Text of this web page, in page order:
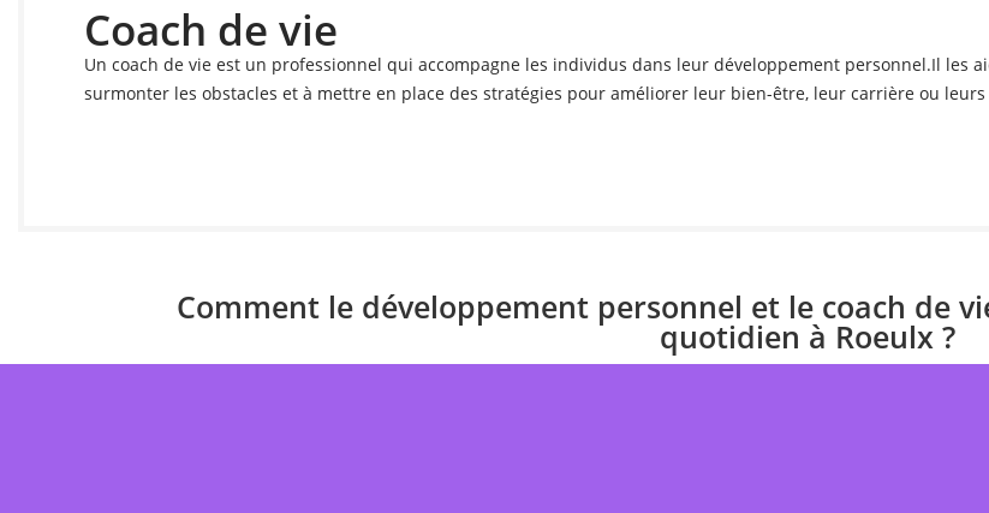
Coach de vie
Un coach de vie est un professionnel qui accompagne les individus dans leur développement personnel.Il les
surmonter les obstacles et à mettre en place des stratégies pour améliorer leur bien-être, leur carrière ou
Comment le développement personnel et le coach de
quotidien à Roeulx ?